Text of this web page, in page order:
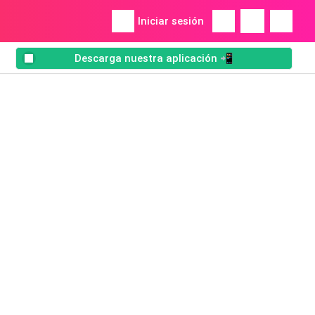
Iniciar sesión
Descarga nuestra aplicación 📲